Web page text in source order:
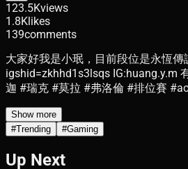
123.5Kviews
1.8Klikes
139comments
大家好我是小珉，目前段位是永恆
igshid=zkhhd1s3lsqs IG:huang.y.m
迦 #瑞克 #莫拉 #弗洛倫 #排位賽
Show more
#Trending #Gaming
Up Next